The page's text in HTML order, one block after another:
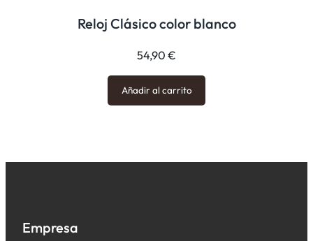
Reloj Clásico color blanco
54,90 €
Añadir al carrito
Empresa